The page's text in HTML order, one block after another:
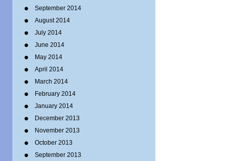
September 2014
August 2014
July 2014
June 2014
May 2014
April 2014
March 2014
February 2014
January 2014
December 2013
November 2013
October 2013
September 2013